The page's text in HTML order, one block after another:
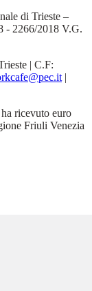
di Trieste –
- 2266/2018 V.G.
| C.F:
|
ricevuto euro
Friuli Venezia